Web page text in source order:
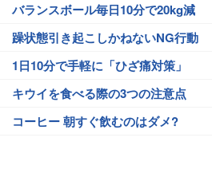
バランスボール毎日10分で20kg減
躁状態引き起こしかねないNG行動
1日10分で手軽に「ひざ痛対策」
キウイを食べる際の3つの注意点
コーヒー 朝すぐ飲むのはダメ?